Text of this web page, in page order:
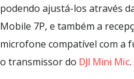
podendo ajustá-los através
Mobile 7P, e também a
microfone compatível com a
o transmissor do DJI Mini Mic.